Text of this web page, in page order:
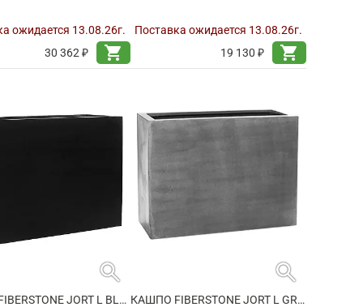
ожидается 13.08.26г.
30 362 ₽
shopping_cart
Поставка ожидается 13.08.26г.
19 130 ₽
shopping_cart
search
КАШПО FIBERSTONE JORT L BLACK
search
КАШПО FIBERSTONE JORT L GREY